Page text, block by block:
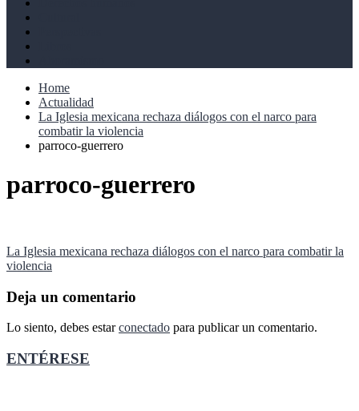
Home
Actualidad
La Iglesia mexicana rechaza diálogos con el narco para
combatir la violencia
parroco-guerrero
parroco-guerrero
Navegación
de
entradas
La Iglesia mexicana rechaza diálogos con el narco para combatir la
violencia
Deja un comentario
Lo siento, debes estarconectado para publicar un comentario.
ENTÉRESE